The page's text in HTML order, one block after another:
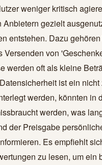
weniger kritisch
gezielt
entstehen. Dazu
Versenden von
werden oft als kleine
ist ein
werden, könnten in
werden, was
der Preisgabe
Es empfiehlt
zu lesen, um